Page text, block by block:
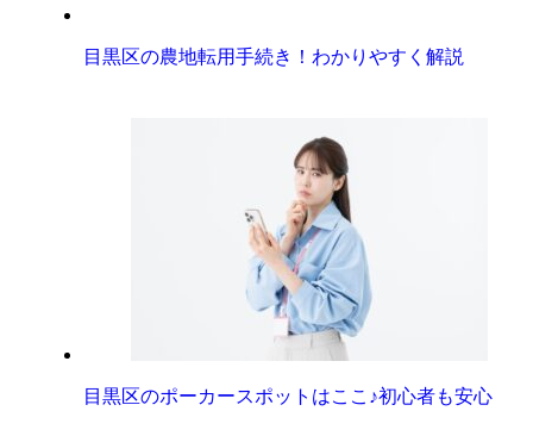
目黒区の農地転用手続き！わかりやすく解説
目黒区のポーカースポットはここ♪初心者も安心